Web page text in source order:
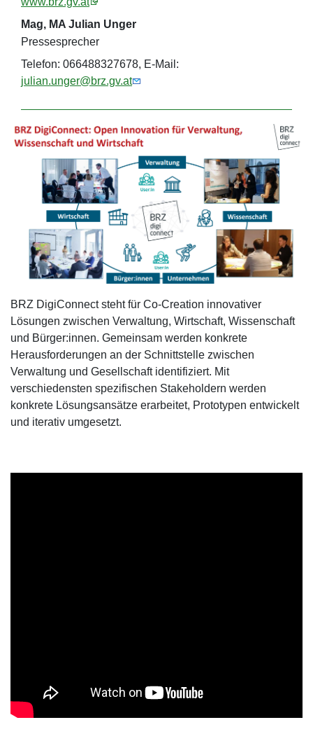
Mag, MA Julian Unger
Pressesprecher
Telefon: 066488327678, E-Mail:
julian.unger@brz.gv.at
BRZ DigiConnect steht für Co-Creation innovativer
Lösungen zwischen Verwaltung, Wirtschaft, Wissenschaft
und Bürger:innen. Gemeinsam werden konkrete
Herausforderungen an der Schnittstelle zwischen
Verwaltung und Gesellschaft identifiziert. Mit
verschiedensten spezifischen Stakeholdern werden
konkrete Lösungsansätze erarbeitet, Prototypen entwickelt
und iterativ umgesetzt.